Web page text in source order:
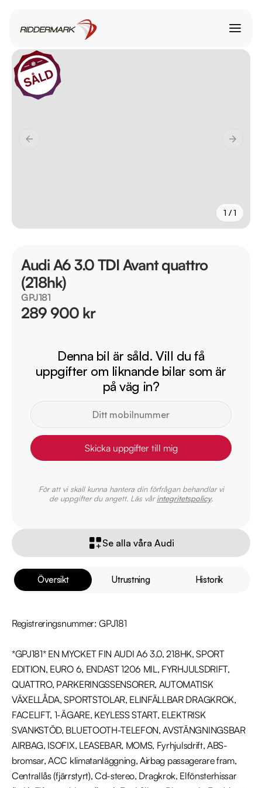
1 / 1
Översikt Utrustning Historik
Registreringsnummer: GPJ181
*GPJ181* EN MYCKET FIN AUDI A6 3.0, 218HK, SPORT
EDITION, EURO 6, ENDAST 1206 MIL, FYRHJULSDRIFT,
QUATTRO, PARKERINGSSENSORER, AUTOMATISK
VÄXELLÅDA, SPORTSTOLAR, ELINFÄLLBAR DRAGKROK,
FACELIFT, 1-ÄGARE, KEYLESS START, ELEKTRISK
SVANKSTÖD, BLUETOOTH-TELEFON, AVSTÄNGNINGSBAR
AIRBAG, ISOFIX, LEASEBAR, MOMS, Fyrhjulsdrift, ABS-
bromsar, ACC klimatanläggning, Airbag passagerare fram,
Centrallås (fjärrstyrt), Cd-stereo, Dragkrok, Elfönsterhissar
Audi A6 3.0 TDI Avant quattro
(218hk)
GPJ181
289 900 kr
Denna bil är såld. Vill du få
uppgifter om liknande bilar som är
på väg in?
Skicka uppgifter till mig
För att vi skall kunna hantera din förfrågan behandlar vi
de uppgifter du angett. Läs vårintegritetspolicy.
Se alla våra Audi